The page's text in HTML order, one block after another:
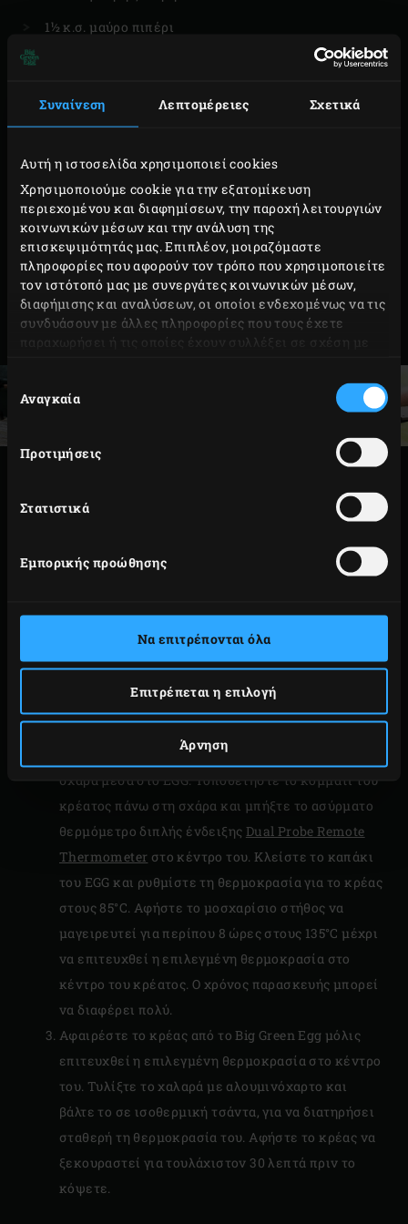
Συναίνεση Λεπτομέρειες Σχετικά
Αυτή η ιστοσελίδα χρησιμοποιεί cookies
Χρησιμοποιούμε cookie για την εξατομίκευση
περιεχομένου και διαφημίσεων, την παροχή λειτουργιών
κοινωνικών μέσων και την ανάλυση της
επισκεψιμότητάς μας. Επιπλέον, μοιραζόμαστε
πληροφορίες που αφορούν τον τρόπο που χρησιμοποιείτε
τον ιστότοπό μας με συνεργάτες κοινωνικών μέσων,
διαφήμισης και αναλύσεων, οι οποίοι ενδεχομένως να τις
συνδυάσουν με άλλες πληροφορίες που τους έχετε
παραχωρήσει ή τις οποίες έχουν συλλέξει σε σχέση με
συγκατάθεσης
Αναγκαία
Προτιμήσεις
Στατιστικά
Εμπορικής προώθησης
Να επιτρέπονται όλα
Επιτρέπεται η επιλογή
Άρνηση
1½ κ.σ. μαύρο πιπέρι
ΠΡΟΕΤΟΙΜΑΣΙΑ
Κόψτε τους σκληρούς τένοντες από το μοσχαρίσιο
στήθος και αφαιρέστε το ορατό λίπος. Ανακατέψτε
τα υλικά για το μείγμα μπαχαρικών.
Τρίψτε καλά το κρέας με το μείγμα και αφήστε το
να ξεκουραστεί για τουλάχιστον 1 ώρα σε
θερμοκρασία δωματίου.
Ανακατέψτε δύο χούφτες ροκανίδια αγριοκαρυδιάς
με τα ξυλοκάρβουνα μέσα στο
Big Green Egg. Ανάψτε τα ξυλοκάρβουνα,
Ανασηκώστε το convEGGtor (φορώντας το γάντι
αγριοκαρυδιάς Hickory Wood Chips πάνω από τα
ξυλοκάρβουνα που σιγοκαίνε. Ξαναβάλτε το
convEGGtor στη θέση του και τοποθετήστε τη
σχάρα μέσα στο EGG. Τοποθετήστε το κομμάτι του
κρέατος πάνω στη σχάρα και μπήξτε το ασύρματο
θερμόμετρο διπλής ένδειξης Dual Probe Remote
Thermometer στο κέντρο του. Κλείστε το καπάκι
του EGG και ρυθμίστε τη θερμοκρασία για το κρέας
στους 85°C. Αφήστε το μοσχαρίσιο στήθος να
μαγειρευτεί για περίπου 8 ώρες στους 135°C μέχρι
να επιτευχθεί η επιλεγμένη θερμοκρασία στο
κέντρο του κρέατος. Ο χρόνος παρασκευής μπορεί
να διαφέρει πολύ.
Αφαιρέστε το κρέας από το Big Green Egg μόλις
επιτευχθεί η επιλεγμένη θερμοκρασία στο κέντρο
του. Τυλίξτε το χαλαρά με αλουμινόχαρτο και
βάλτε το σε ισοθερμική τσάντα, για να διατηρήσει
σταθερή τη θερμοκρασία του. Αφήστε το κρέας να
ξεκουραστεί για τουλάχιστον 30 λεπτά πριν το
κόψετε.